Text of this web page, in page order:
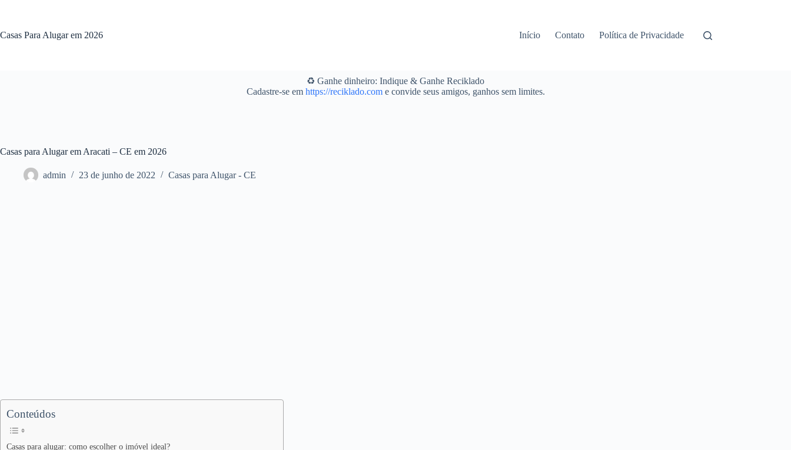
conteúdo
Casas Para Alugar em 2026 Início Contato Política de Privacidade
♻️ Ganhe dinheiro: Indique & Ganhe Reciklado
Cadastre-se em https://reciklado.come convide seus amigos, ganhos sem limites.
Casas para Alugar em Aracati – CE em 2026
admin 23 de junho de 2022 Casas para Alugar - CE
Conteúdos
Casas para alugar: como escolher o imóvel ideal?